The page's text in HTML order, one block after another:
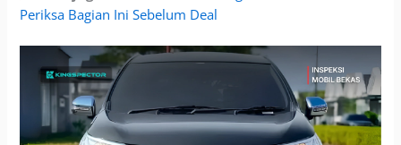
Periksa Bagian Ini Sebelum Deal